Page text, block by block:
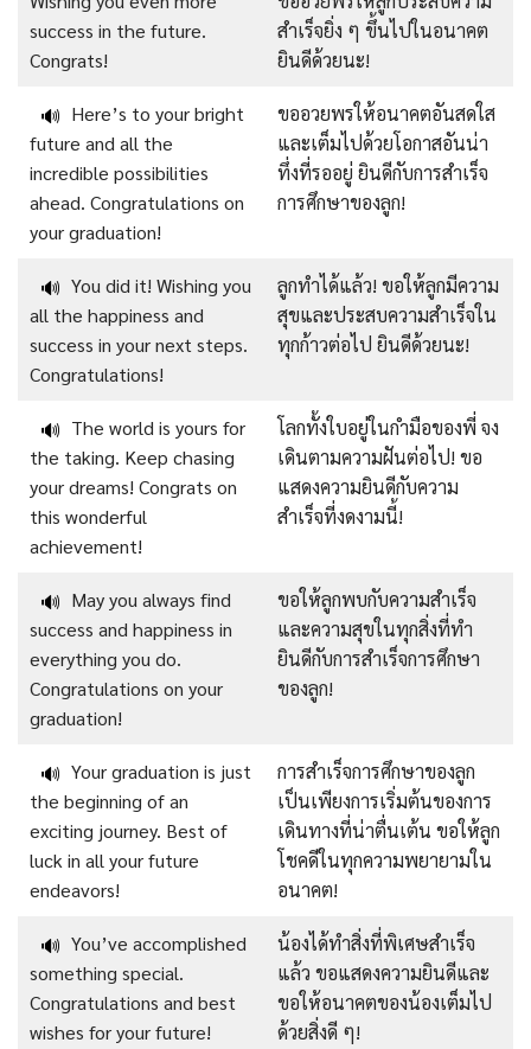
success in the future.
Congrats!
สำเร็จยิ่ง ๆ ขึ้นไปในอนาคต
ยินดีด้วยนะ!
🔊 Here’s to your bright
future and all the
incredible possibilities
ahead. Congratulations on
your graduation!
ขออวยพรให้อนาคตอันสดใส
และเต็มไปด้วยโอกาสอันน่า
ทึ่งที่รออยู่ ยินดีกับการสำเร็จ
การศึกษาของลูก!
🔊 You did it! Wishing you
all the happiness and
success in your next steps.
Congratulations!
ลูกทำได้แล้ว! ขอให้ลูกมีความ
สุขและประสบความสำเร็จใน
ทุกก้าวต่อไป ยินดีด้วยนะ!
🔊 The world is yours for
the taking. Keep chasing
your dreams! Congrats on
this wonderful
achievement!
โลกทั้งใบอยู่ในกำมือของพี่ จง
เดินตามความฝันต่อไป! ขอ
แสดงความยินดีกับความ
สำเร็จที่งดงามนี้!
🔊 May you always find
success and happiness in
everything you do.
Congratulations on your
graduation!
ขอให้ลูกพบกับความสำเร็จ
และความสุขในทุกสิ่งที่ทำ
ยินดีกับการสำเร็จการศึกษา
ของลูก!
🔊 Your graduation is just
the beginning of an
exciting journey. Best of
luck in all your future
endeavors!
การสำเร็จการศึกษาของลูก
เป็นเพียงการเริ่มต้นของการ
เดินทางที่น่าตื่นเต้น ขอให้ลูก
โชคดีในทุกความพยายามใน
อนาคต!
🔊 You’ve accomplished
something special.
Congratulations and best
wishes for your future!
น้องได้ทำสิ่งที่พิเศษสำเร็จ
แล้ว ขอแสดงความยินดีและ
ขอให้อนาคตของน้องเต็มไป
ด้วยสิ่งดี ๆ!